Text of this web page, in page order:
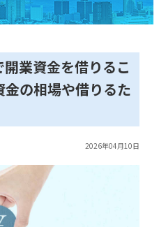
業資金を借りるこ
の相場や借りるた
2026年04月10日